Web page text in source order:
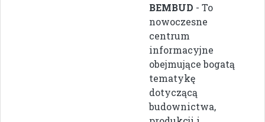
BEMBUD - To
nowoczesne
centrum
informacyjne
obejmujące bogatą
tematykę
dotyczącą
budownictwa,